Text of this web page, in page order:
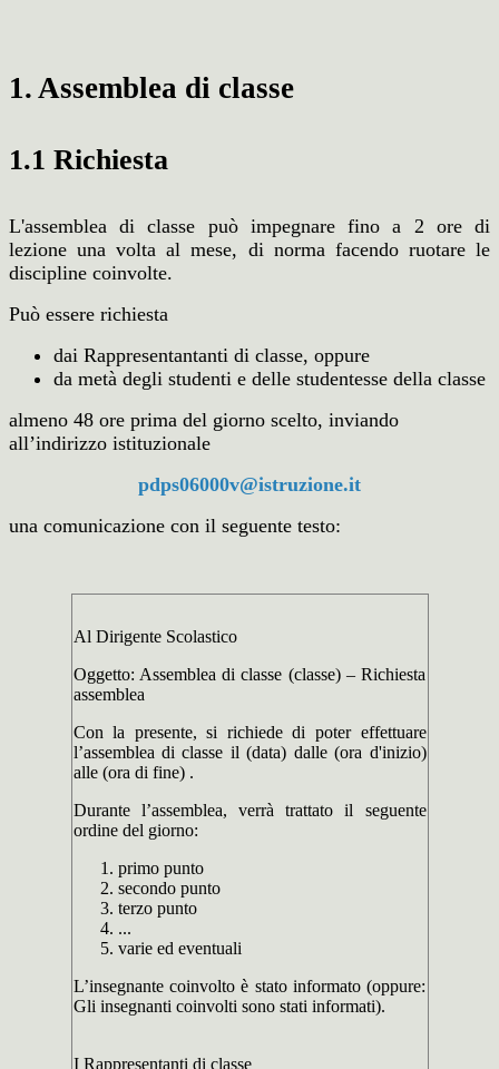
1. Assemblea di classe
1.1 Richiesta
L'assemblea di classe può impegnare fino a 2 ore di
lezione una volta al mese, di norma facendo ruotare le
discipline coinvolte.
Può essere richiesta
dai Rappresentantanti di classe, oppure
da metà degli studenti e delle studentesse della classe
almeno 48 ore prima del giorno scelto, inviando
all’indirizzo istituzionale
pdps06000v@istruzione.it
una comunicazione con il seguente testo:
Al Dirigente Scolastico
Oggetto: Assemblea di classe (classe) – Richiesta
assemblea
Con la presente, si richiede di poter effettuare
l’assemblea di classe il (data) dalle (ora d'inizio)
alle (ora di fine) .
Durante l’assemblea, verrà trattato il seguente
ordine del giorno:
primo punto
secondo punto
terzo punto
...
varie ed eventuali
L’insegnante coinvolto è stato informato (oppure:
Gli insegnanti coinvolti sono stati informati).
I Rappresentanti di classe